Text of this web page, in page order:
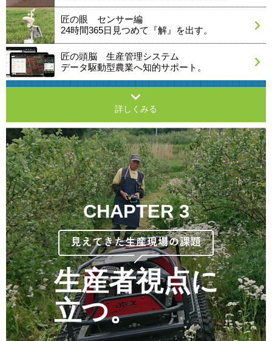
匠の眼 センサー編
24時間365日見つめて『解』を出す。
匠の頭脳 生産管理システム
データ駆動型農業へ知的サポート。
詳しくみる
CHAPTER 3
生産者視点に
立つ。